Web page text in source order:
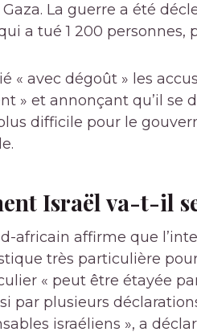
La guerre a été
a tué 1 200 personnes,
« avec dégoût » les
» et annonçant qu’il se
difficile pour le
Israël va-t-il
africain affirme que
très particulière
« peut être étayée
par plusieurs
israéliens », a